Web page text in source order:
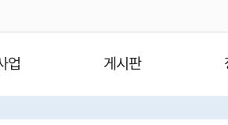
업 게시판